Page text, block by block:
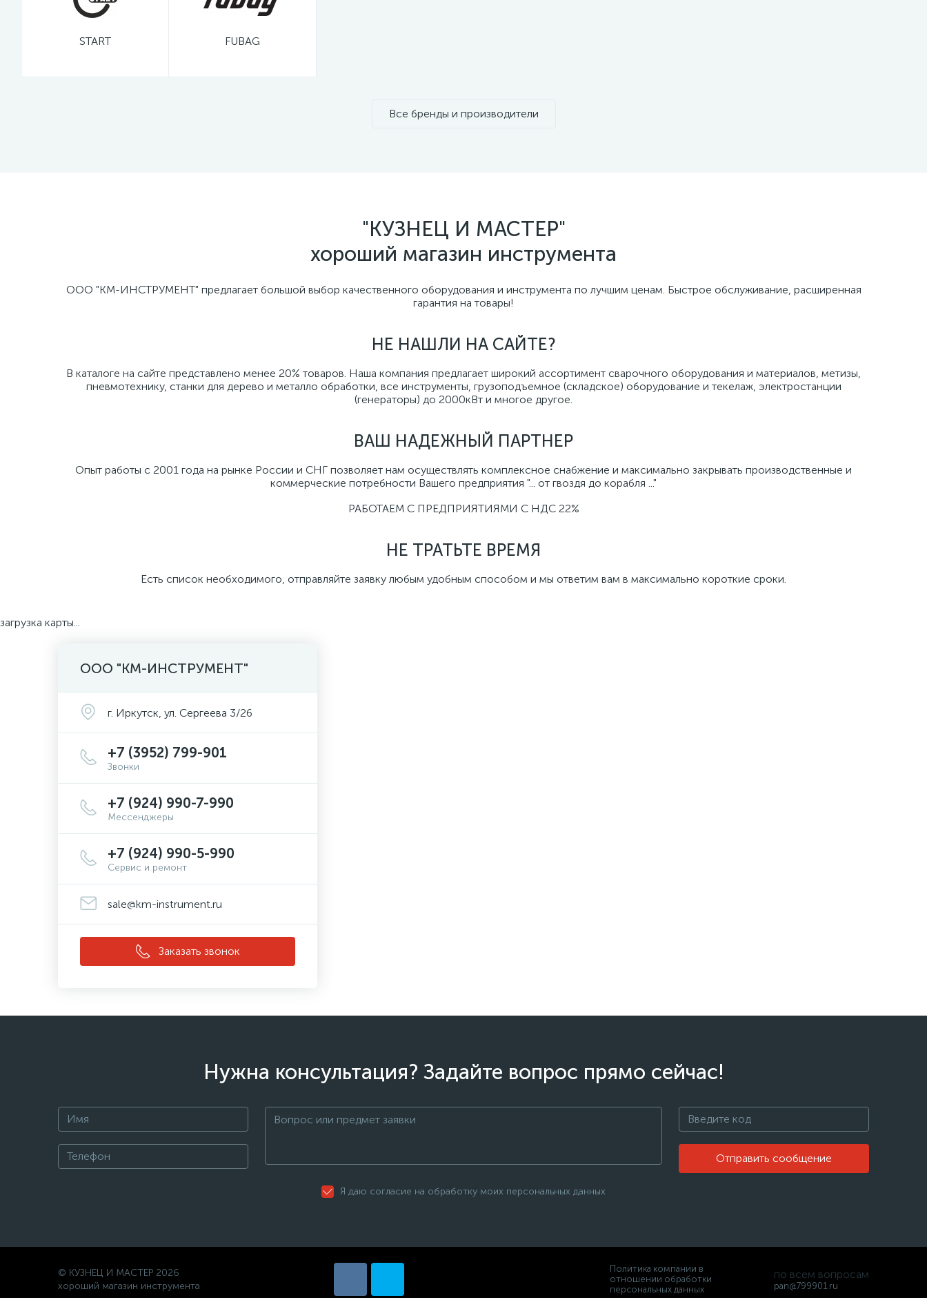
START FUBAG
Все бренды и производители
"КУЗНЕЦ И МАСТЕР"
хороший магазин инструмента
ООО "КМ-ИНСТРУМЕНТ" предлагает большой выбор качественного оборудования и инструмента по лучшим ценам. Быстрое обслуживание, расширенная
гарантия на товары!
НЕ НАШЛИ НА САЙТЕ?
В каталоге на сайте представлено менее 20% товаров. Наша компания предлагает широкий ассортимент сварочного оборудования и материалов, метизы,
пневмотехнику, станки для дерево и металло обработки, все инструменты, грузоподъемное (складское) оборудование и текелаж, электростанции
(генераторы) до 2000кВт и многое другое.
ВАШ НАДЕЖНЫЙ ПАРТНЕР
Опыт работы с 2001 года на рынке России и СНГ позволяет нам осуществлять комплексное снабжение и максимально закрывать производственные и
коммерческие потребности Вашего предприятия "... от гвоздя до корабля ..."
РАБОТАЕМ С ПРЕДПРИЯТИЯМИ С НДС 22%
НЕ ТРАТЬТЕ ВРЕМЯ
Есть список необходимого, отправляйте заявку любым удобным способом и мы ответим вам в максимально короткие сроки.
ООО "КМ-ИНСТРУМЕНТ"
г. Иркутск, ул. Сергеева 3/26
+7 (3952) 799-901
Звонки
+7 (924) 990-7-990
Мессенджеры
+7 (924) 990-5-990
Сервис и ремонт
sale@km-instrument.ru
Заказать звонок
загрузка карты...
Нужна консультация? Задайте вопрос прямо сейчас!
Отправить сообщение
Я даю согласие на обработку моих персональных данных
© КУЗНЕЦ И МАСТЕР 2026
хороший магазин инструмента
Политика компании в
отношении обработки
персональных данных
по всем вопросам
pan@799901.ru